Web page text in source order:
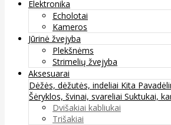
Elektronika
Echolotai
Kameros
Jūrinė žvejyba
Plekšnėms
Strimelių žvejyba
Aksesuarai
Dėžės, dėžutės, indeliai Kita
Šėryklos, švinai, svareliai Suktukai,
Dvišakiai kabliukai
Trišakiai